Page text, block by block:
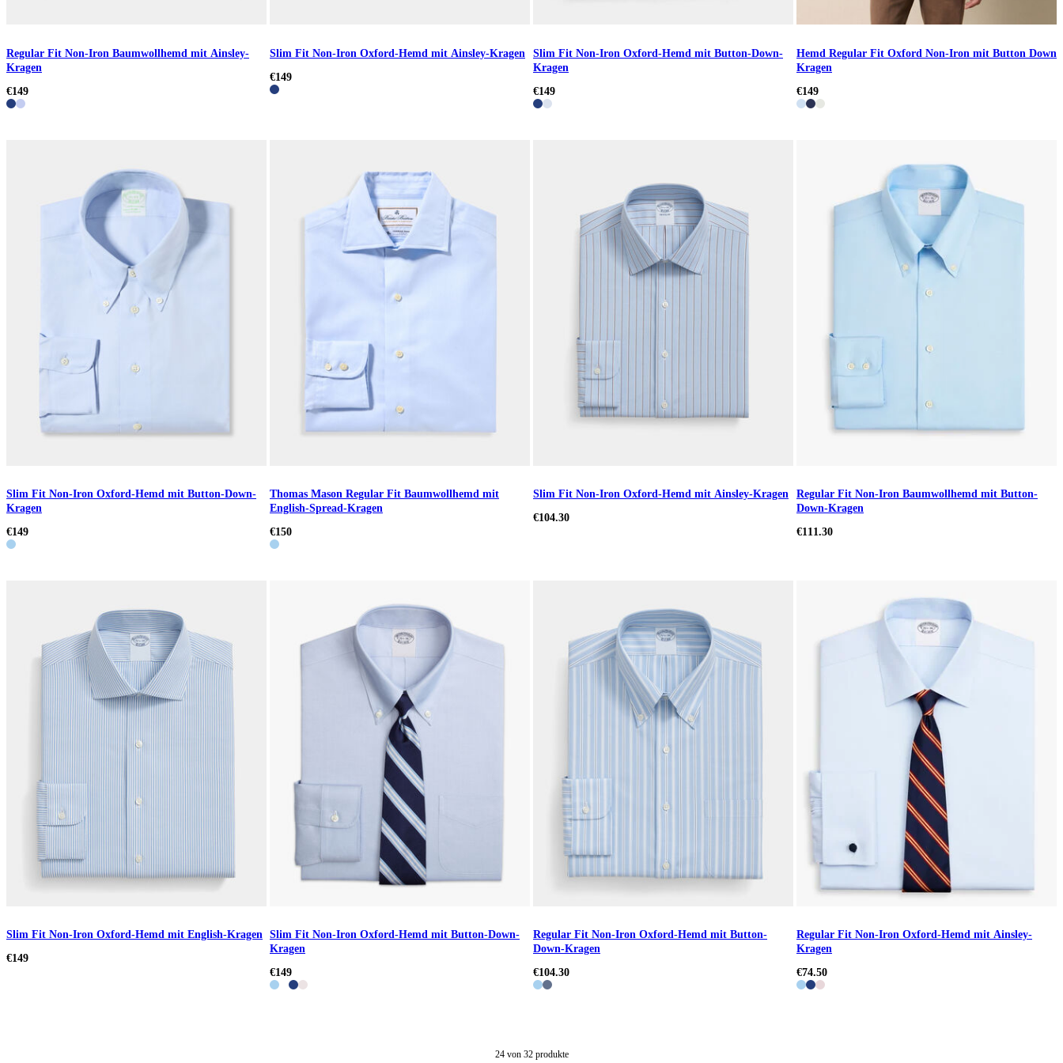
Regular Fit Non-Iron Baumwollhemd mit Ainsley-
Kragen
€149
Slim Fit Non-Iron Oxford-Hemd mit Ainsley-Kragen
€149
Slim Fit Non-Iron Oxford-Hemd mit Button-Down-
Kragen
€149
Hemd Regular Fit Oxford Non-Iron mit Button Down
Kragen
€149
Slim Fit Non-Iron Oxford-Hemd mit Button-Down-
Kragen
€149
Thomas Mason Regular Fit Baumwollhemd mit
English-Spread-Kragen
€150
Slim Fit Non-Iron Oxford-Hemd mit Ainsley-Kragen
€104.30
Regular Fit Non-Iron Baumwollhemd mit Button-
Down-Kragen
€111.30
Slim Fit Non-Iron Oxford-Hemd mit English-Kragen
€149
Slim Fit Non-Iron Oxford-Hemd mit Button-Down-
Kragen
€149
Regular Fit Non-Iron Oxford-Hemd mit Button-
Down-Kragen
€104.30
Regular Fit Non-Iron Oxford-Hemd mit Ainsley-
Kragen
€74.50
24von 32produkte